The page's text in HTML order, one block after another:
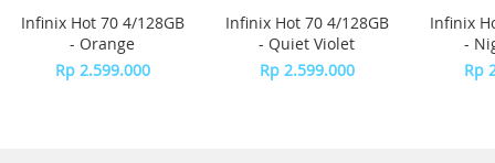
Performa
Processor : MediaTek Dimensity 7400 Ultimate 5G
Infinix Hot 70 4/128GB
- Orange
Rp 2.599.000
Infinix Hot 70 4/128GB
- Quiet Violet
Rp 2.599.000
Infinix
-
Rp